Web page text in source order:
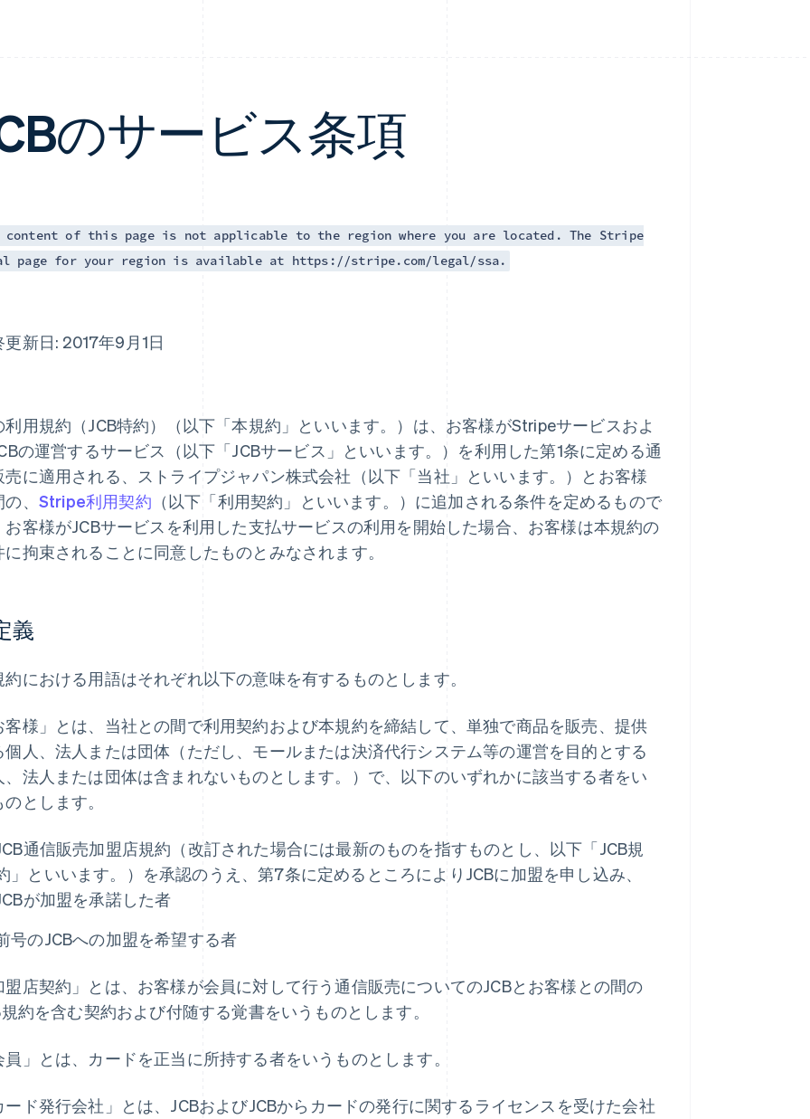
のサービス条項
content of this page is not applicable to the region where you are located. The Stripe
page for your region is available at https://stripe.com/legal/ssa.
更新日: 2017年9月1日
利用規約（JCB特約）（以下「本規約」といいます。）は、お客様がStripeサービスおよ
の運営するサービス（以下「JCBサービス」といいます。）を利用した第1条に定める通
売に適用される、ストライプジャパン株式会社（以下「当社」といいます。）とお客様
、 Stripe利用契約 （以下「利用契約」といいます。）に追加される条件を定めるもので
お客様がJCBサービスを利用した支払サービスの利用を開始した場合、お客様は本規約の
に拘束されることに同意したものとみなされます。
義
約における用語はそれぞれ以下の意味を有するものとします。
客様」とは、当社との間で利用契約および本規約を締結して、単独で商品を販売、提供
個人、法人または団体（ただし、モールまたは決済代行システム等の運営を目的とする
、法人または団体は含まれないものとします。）で、以下のいずれかに該当する者をい
とします。
通信販売加盟店規約（改訂された場合には最新のものを指すものとし、以下「JCB規
」といいます。）を承認のうえ、第7条に定めるところによりJCBに加盟を申し込み、
が加盟を承諾した者
号のJCBへの加盟を希望する者
盟店契約」とは、お客様が会員に対して行う通信販売についてのJCBとお客様との間の
約を含む契約および付随する覚書をいうものとします。
員」とは、カードを正当に所持する者をいうものとします。
ード発行会社」とは、JCBおよびJCBからカードの発行に関するライセンスを受けた会社